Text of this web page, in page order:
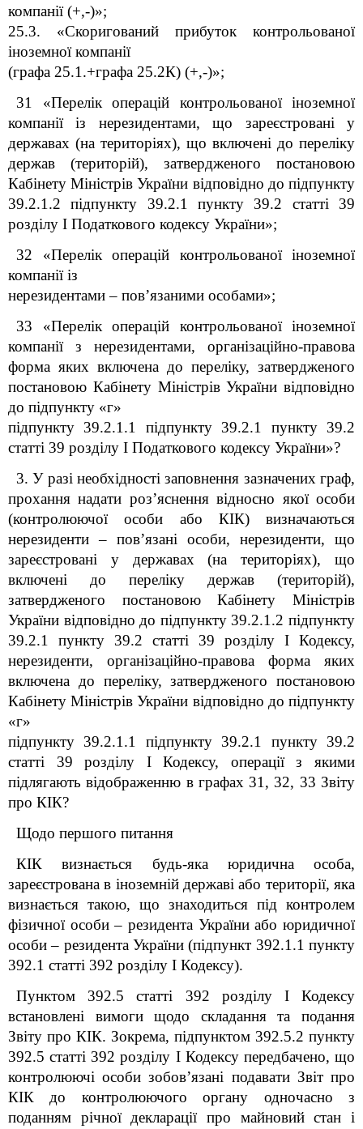
компанії (+,-)»;
25.3. «Скоригований прибуток контрольованої
іноземної компанії
(графа 25.1.+графа 25.2К) (+,-)»;
31 «Перелік операцій контрольованої іноземної
компанії із нерезидентами, що зареєстровані у
державах (на територіях), що включені до переліку
держав (територій), затвердженого постановою
Кабінету Міністрів України відповідно до підпункту
39.2.1.2 підпункту 39.2.1 пункту 39.2 статті 39
розділу І Податкового кодексу України»;
32 «Перелік операцій контрольованої іноземної
компанії із
нерезидентами– пов’язаними особами»;
33 «Перелік операцій контрольованої іноземної
компанії з нерезидентами, організаційно-правова
форма яких включена до переліку, затвердженого
постановою Кабінету Міністрів України відповідно
до підпункту «г»
підпункту 39.2.1.1 підпункту 39.2.1 пункту 39.2
статті 39 розділу І Податкового кодексу України»?
3. У разі необхідності заповнення зазначених граф,
прохання надати роз’яснення відносно якої особи
(контролюючої особи або КІК) визначаються
нерезиденти– пов’язані особи, нерезиденти, що
зареєстровані у державах (на територіях), що
включені до переліку держав (територій),
затвердженого постановою Кабінету Міністрів
України відповідно до підпункту 39.2.1.2 підпункту
39.2.1 пункту 39.2 статті 39 розділу І Кодексу,
нерезиденти, організаційно-правова форма яких
включена до переліку, затвердженого постановою
Кабінету Міністрів України відповідно до підпункту
«г»
підпункту 39.2.1.1 підпункту 39.2.1 пункту 39.2
статті 39 розділу І Кодексу, операції з якими
підлягають відображенню в графах 31, 32, 33 Звіту
про КІК?
Щодо першого питання
КІК визнається будь-яка юридична особа,
зареєстрована в іноземній державі або території, яка
визнається такою, що знаходиться під контролем
фізичної особи – резидента України або юридичної
особи – резидента України (підпункт 392.1.1 пункту
392.1 статті 392 розділу I Кодексу).
Пунктом 392.5 статті 392 розділу I Кодексу
встановлені вимоги щодо складання та подання
Звіту про КІК. Зокрема, підпунктом 392.5.2 пункту
392.5 статті 392розділу I Кодексупередбачено, що
контролюючі особи зобов’язані подавати Звіт про
КІК до контролюючого органу одночасно з
поданням річної декларації про майновий стан і